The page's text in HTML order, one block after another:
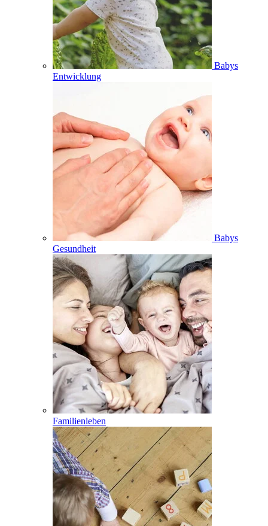
Babys
Entwicklung
Babys
Gesundheit
Familienleben